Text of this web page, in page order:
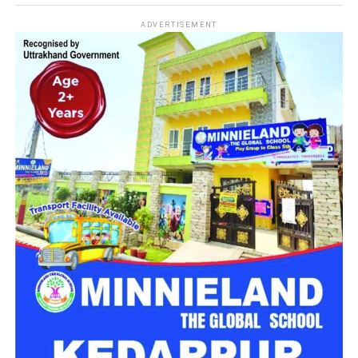
नजर में
दिल्लीसरकार के विभिन्न विभागों में प्रशासनिक, तकनीकी, शैक्षणिक
(Teaching) और वैज्ञानिक (Scientific) श्रेणियों के खाली पड़े पदों को
भरने के लिए कुल1979 पदों पर वैकेंसी निकाली गई है। यह भर्ती ग्रुप-B
और ग्रुप-C श्रेणियों के अंतर्गत की जा रही है।
भर्ती बोर्ड का नाम
दिल्ली अधीनस्थ सेवा चयन बोर्ड
(DSSSB)
कुल पदों की संख्या
1979 पद
पद की श्रेणियां
ग्रुप-B और ग्रुप-C (शैक्षणिक,
तकनीकी, प्रशासनिक और वैज्ञानिक)
आवेदन का माध्यम
ऑनलाइन (Online)
नौकरी का स्थान
दिल्ली (NCR)
आधिकारिक वेबसाइट
dsssb.delhi.gov.in
ADVERTISEMENT